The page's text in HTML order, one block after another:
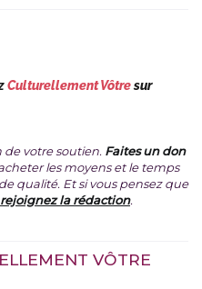
Culturellement Vôtresur
votre soutien. Faites un don
les moyens et le temps
qualité. Et si vous pensez que
rejoignez la rédaction.
VÔTRE